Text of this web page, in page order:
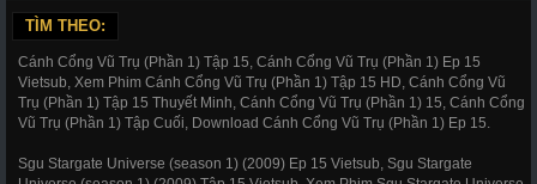
TÌM THEO:
Cánh Cổng Vũ Trụ (Phần 1) Tập 15, Cánh Cổng Vũ Trụ (Phần 1) Ep 15
Vietsub, Xem Phim Cánh Cổng Vũ Trụ (Phần 1) Tập 15 HD, Cánh Cổng Vũ
Trụ (Phần 1) Tập 15 Thuyết Minh, Cánh Cổng Vũ Trụ (Phần 1) 15, Cánh Cổng
Vũ Trụ (Phần 1) Tập Cuối, Download Cánh Cổng Vũ Trụ (Phần 1) Ep 15.
Sgu Stargate Universe (season 1) (2009) Ep 15 Vietsub, Sgu Stargate